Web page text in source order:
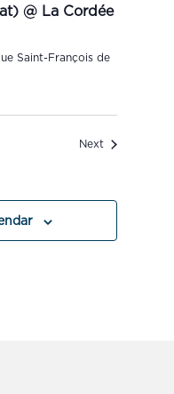
@ La Cordée
Saint-François de
NextEvents